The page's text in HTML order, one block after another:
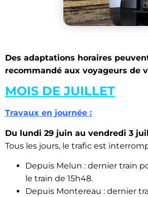
Des adaptations horaires
recommandé aux voyageurs de
MOIS DE JUILLET
Travaux en journée :
Du lundi 29 juin au vendredi 3
Tous les jours, le trafic est
Depuis Melun : dernier train
le train de 15h48.
Depuis Montereau : dernier